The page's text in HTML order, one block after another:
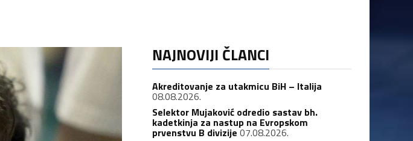
NAJNOVIJI ČLANCI
Akreditovanje za utakmicu BiH – Italija
08.08.2026.
Selektor Mujaković odredio sastav bh.
kadetkinja za nastup na Evropskom
prvenstvu B divizije 07.08.2026.